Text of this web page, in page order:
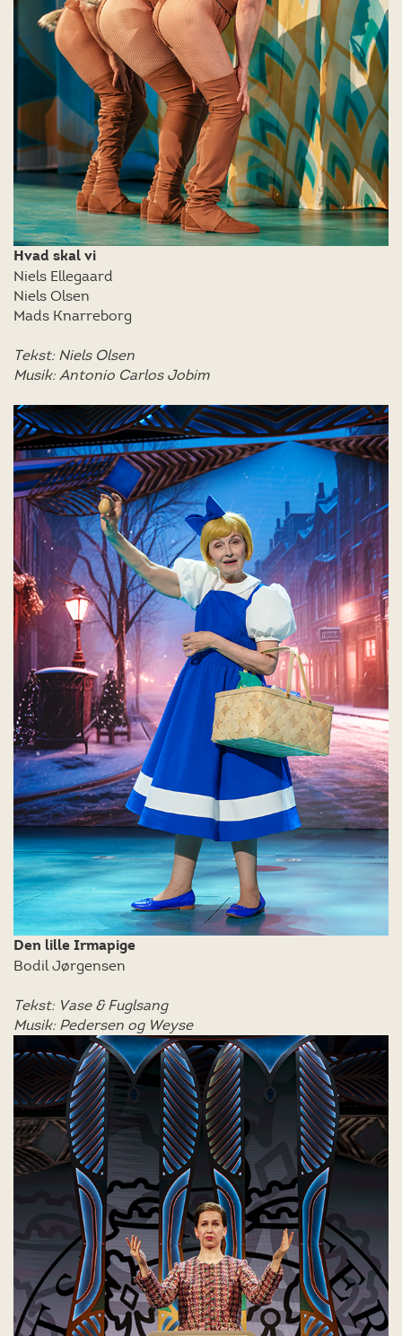
Hvad skal vi
Niels Ellegaard
Niels Olsen
Mads Knarreborg
Tekst: Niels Olsen
Musik: Antonio Carlos Jobim
Den lille Irmapige
Bodil Jørgensen
Tekst: Vase & Fuglsang
Musik: Pedersen og Weyse